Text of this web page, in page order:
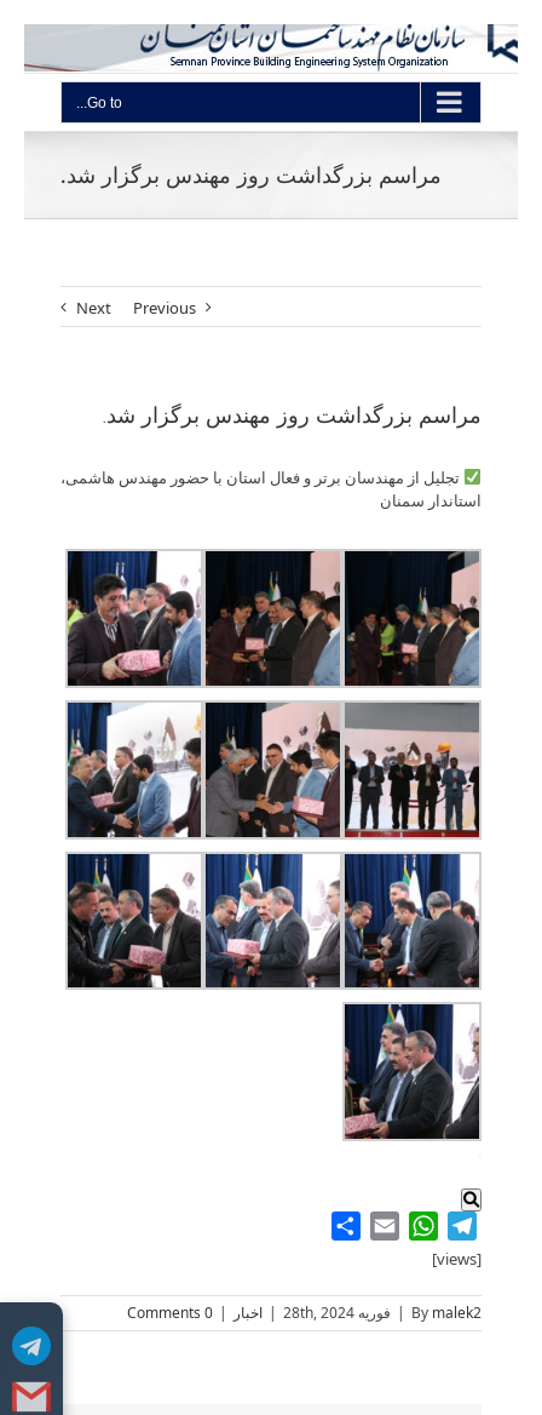
Go to...
مراسم بزرگداشت روز مهندس برگزار شد.
Previous
Next
مراسم بزرگداشت روز مهندس برگزار شد.
تجلیل از مهندسان برتر و فعال استان با حضور مهندس هاشمی،
استاندار سمنان
.
Telegram
WhatsApp
Email
[views]
By malek2
| فوریه 28th, 2024 | اخبار |
0 Comments